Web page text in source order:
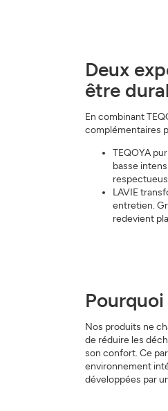
Deux
être
En combinant
complémentaires
TEQOYA
basse
LAVIE
entretien.
redevient
Nos produits ne
de réduire les
son confort. Ce
environnement
développées par